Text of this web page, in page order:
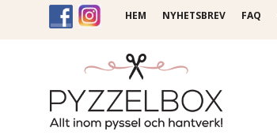
HEM NYHETSBREV FAQ